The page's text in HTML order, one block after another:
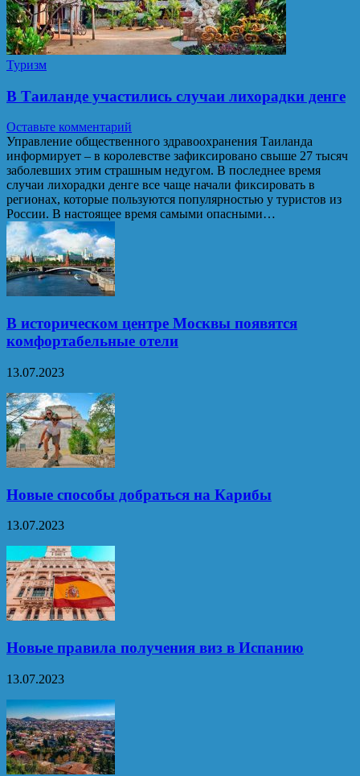
Туризм
В Таиланде участились случаи лихорадки денге
Оставьте комментарий
Управление общественного здравоохранения Таиланда
информирует – в королевстве зафиксировано свыше 27 тысяч
заболевших этим страшным недугом. В последнее время
случаи лихорадки денге все чаще начали фиксировать в
регионах, которые пользуются популярностью у туристов из
России. В настоящее время самыми опасными…
В историческом центре Москвы появятся
комфортабельные отели
13.07.2023
Новые способы добраться на Карибы
13.07.2023
Новые правила получения виз в Испанию
13.07.2023